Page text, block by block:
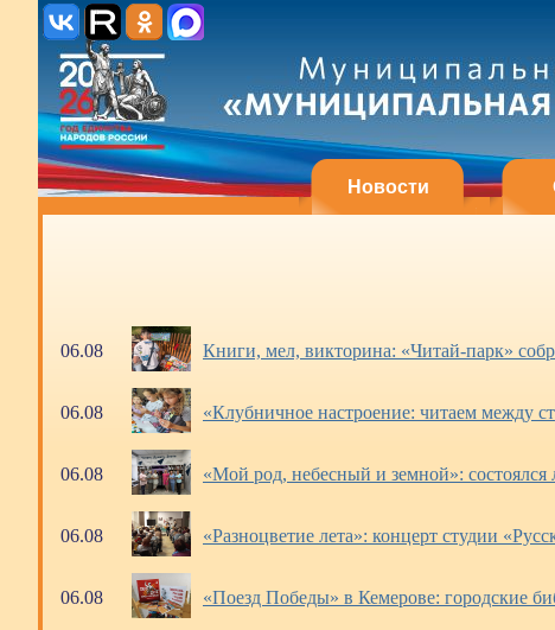
Новости
06.08 Книги, мел, викторина: «Читай-парк»
06.08 «Клубничное настроение: читаем между
06.08 «Мой род, небесный и земной»:
06.08 «Разноцветие лета»: концерт студии
06.08 «Поезд Победы» в Кемерове: городские